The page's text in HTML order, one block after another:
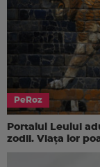
PeRoz
Portalul Leului
zodii. Viața lor